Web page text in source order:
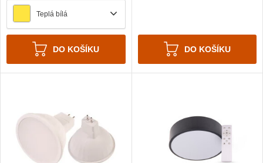
Teplá bílá
DO KOŠÍKU DO KOŠÍKU